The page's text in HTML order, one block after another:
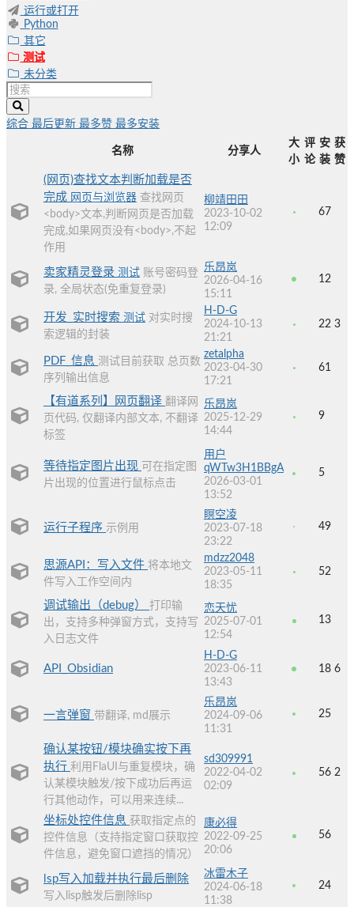
运行或打开
Python
其它
测试
未分类
综合 最后更新 最多赞 最多安装
名称 分享人
大
小
评
论
安
装
获
赞
(网页)查找文本判断加载是否
完成 网页与浏览器 查找网页
<body>文本,判断网页是否加载
完成,如果网页没有<body>,不起
作用
柳靖田田
2023-10-02
12:09
67
卖家精灵登录 测试 账号密码登
录, 全局状态(免重复登录)
乐昂岚
2026-04-16
15:11
12
开发_实时搜索 测试 对实时搜
索逻辑的封装
H-D-G
2024-10-13
21:21
22 3
PDF_信息 测试目前获取 总页数
序列输出信息
zetalpha
2023-04-30
17:21
61
【有道系列】网页翻译 翻译网
页代码, 仅翻译内部文本, 不翻译
标签
乐昂岚
2025-12-29
14:44
9
等待指定图片出现 可在指定图
片出现的位置进行鼠标点击
用户
qWTw3H1BBgA
2026-03-01
13:52
5
运行子程序 示例用
瞑空凌
2023-07-18
23:22
49
思源API：写入文件 将本地文
件写入工作空间内
mdzz2048
2023-05-11
18:35
52
调试输出（debug） 打印输
出，支持多种弹窗方式，支持写
入日志文件
恋天忧
2025-07-01
12:54
13
API_Obsidian
H-D-G
2023-06-11
13:43
18 6
一言弹窗 带翻译, md展示
乐昂岚
2024-09-06
11:31
25
确认某按钮/模块确实按下再
执行 利用FlaUI与重复模块，确
认某模块触发/按下成功后再运
行其他动作，可以用来连续...
sd309991
2022-04-02
02:09
56 2
坐标处控件信息 获取指定点的
控件信息（支持指定窗口获取控
件信息，避免窗口遮挡的情况）
康必得
2022-09-25
20:06
56
lsp写入加载并执行最后删除
写入lisp触发后删除lisp
冰雷木子
2024-06-18
11:38
24